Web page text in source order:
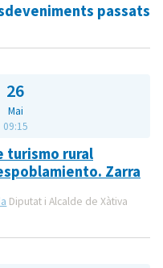
passats
26
Mai
09:15
turismo rural
Zarra
Diputat i Alcalde de Xàtiva